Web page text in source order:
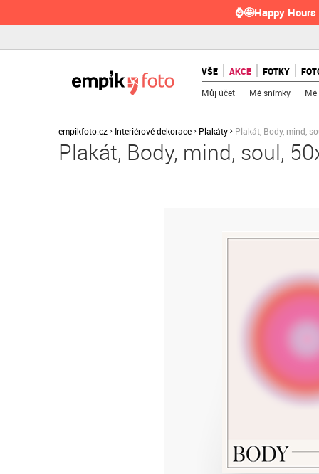
⌚🤩Happy
VŠE AKCE FOTKY
Můj účet
Mé snímky
empikfoto.cz Interiérové dekorace Plakáty Plakát, Body, mind,
Plakát, Body, mind, soul,